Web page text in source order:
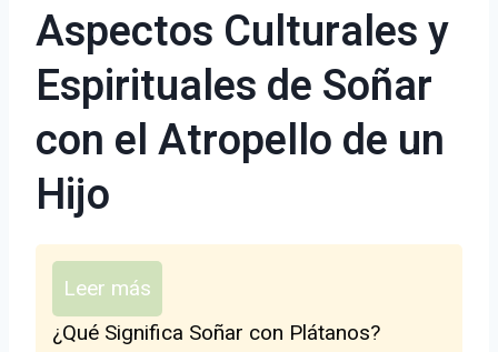
Aspectos Culturales y
Espirituales de Soñar
con el Atropello de un
Hijo
Leer más
¿Qué Significa Soñar con Plátanos?